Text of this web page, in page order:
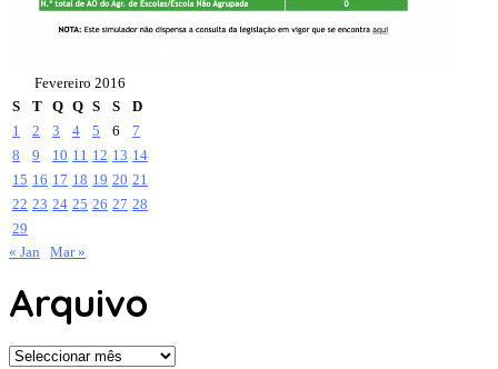
Fevereiro 2016
S
T Q Q S S
D
1
2 3 4 5 6
7
8
9 10 11 12 13 14
15 16 17 18 19 20 21
22 23 24 25 26 27 28
29
« Jan
Mar »
Arquivo
Arquivo